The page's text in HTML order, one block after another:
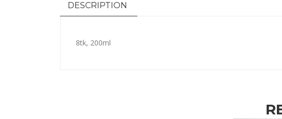
DESCRIPTION
8tk, 200ml